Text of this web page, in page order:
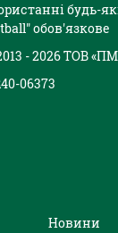
будь-
обов'язкове
- 2026 ТОВ
06373
Новини